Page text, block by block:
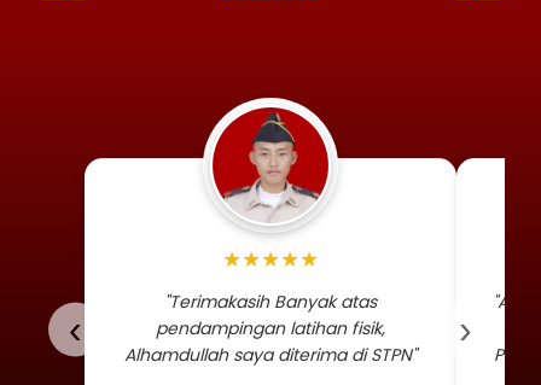
‹
Foto profil siswa
★★★★★
"Terimakasih Banyak atas
pendampingan latihan fisik,
Alhamdullah saya diterima di STPN"
›